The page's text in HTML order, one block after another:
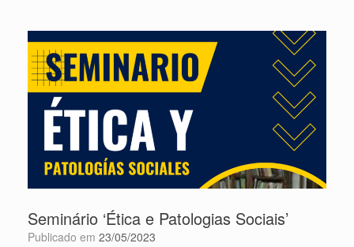
Seminário ‘Ética e Patologias Sociais’
Publicado em 23/05/2023